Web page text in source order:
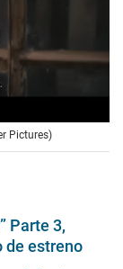
Pictures)
Parte 3,
de estreno